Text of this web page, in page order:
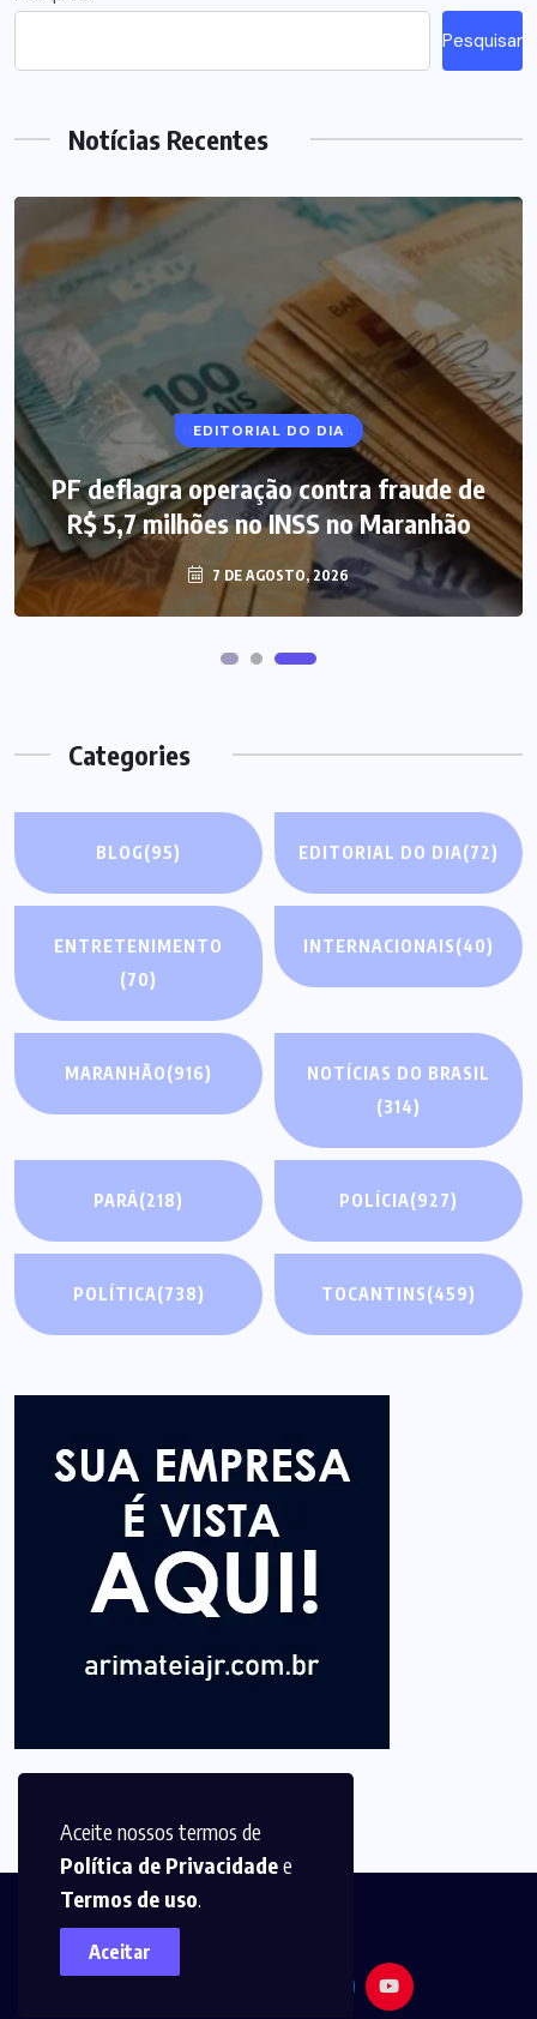
Aceite nossos termos de
Política de Privacidadee
Termos de uso.
Aceitar
Pesquisar
Notícias Recentes
EDITORIAL DO DIA
PF deflagra operação contra fraude de
R$ 5,7 milhões no INSS no Maranhão
7 DE AGOSTO, 2026
NOTÍCIAS DO BRASIL
Mega-Sena 3.041 acumula, e prêmio
estimado chega a R$ 165 milhões
7 DE AGOSTO, 2026
Categories
BLOG(95) EDITORIAL DO DIA(72)
ENTRETENIMENTO
(70)
INTERNACIONAIS(40)
MARANHÃO(916)
NOTÍCIAS DO BRASIL
(314)
PARÁ(218) POLÍCIA(927)
POLÍTICA(738) TOCANTINS(459)